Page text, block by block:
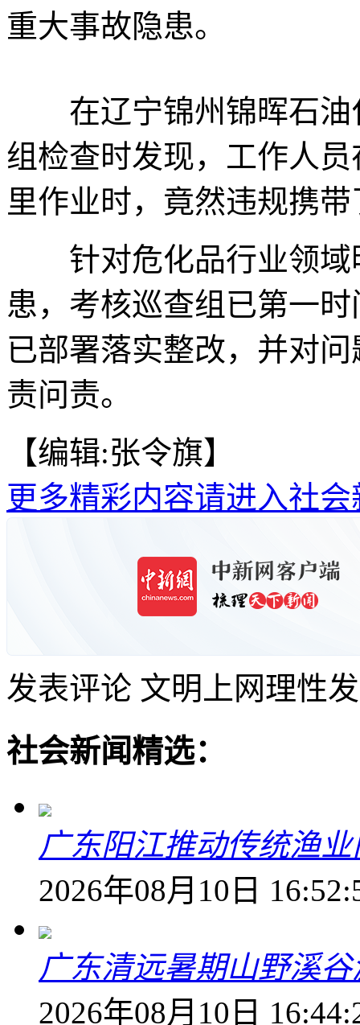
重大事故隐患。
在辽宁锦州锦晖石油
组检查时发现，工作人
里作业时，竟然违规携
针对危化品行业领域
患，考核巡查组已第一
已部署落实整改，并对
责问责。
【编辑:张令旗】
更多精彩内容请进入社会
发表评论 文明上网理性
社会新闻精选：
广东阳江推动传统渔
2026年08月10日
广东清远暑期山野溪
2026年08月10日